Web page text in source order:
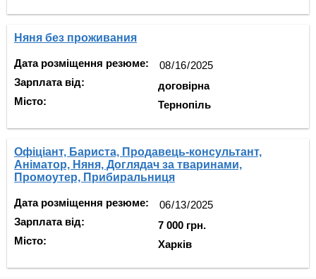
Няня без проживания
Дата розміщення резюме:
Зарплата від:
Місто:
договірна
Тернопіль
Офіціант, Бариста, Продавець-консультант,
Аніматор, Няня, Доглядач за тваринами,
Промоутер, Прибиральниця
Дата розміщення резюме:
Зарплата від:
Місто:
7 000 грн.
Харків